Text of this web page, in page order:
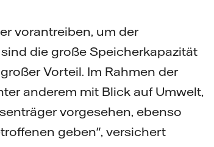
vorantreiben, um der
die große Speicherkapazität
Vorteil. Im Rahmen der
anderem mit Blick auf Umwelt,
vorgesehen, ebenso
geben", versichert